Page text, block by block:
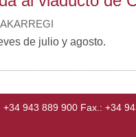
de julio y agosto.
943 889 900 Fax.: +34